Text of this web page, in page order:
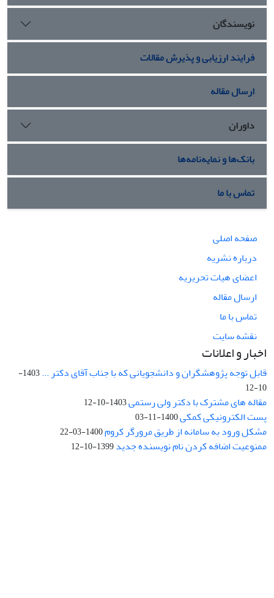
نویسندگان
فرایند ارزیابی و پذیرش مقالات
ارسال مقاله
داوران
بانک‌ها و نمایه‌نامه‌ها
تماس با ما
صفحه اصلی
درباره نشریه
اعضای هیات تحریریه
ارسال مقاله
تماس با ما
نقشه سایت
اخبار و اعلانات
قابل توجه پژوهشگران و دانشجویانی که با جناب آقای دکتر ...
1403-
10-12
مقاله های مشترک با دکتر ولی رستمی1403-10-12
پست الکترونیکی کمکی1400-11-03
مشکل ورود به سامانه از طریق مرورگر کروم1400-03-22
ممنوعیت اضافه کردن نام نویسنده جدید1399-10-12